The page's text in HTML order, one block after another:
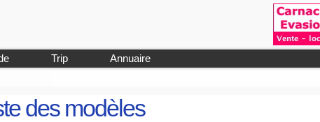
Trip Annuaire
des modèles